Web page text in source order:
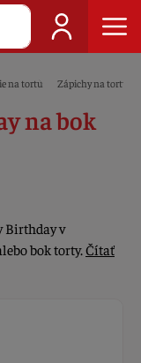
na tortu Zápichy na tortu
na bok
Birthday v
bok torty.Čítať